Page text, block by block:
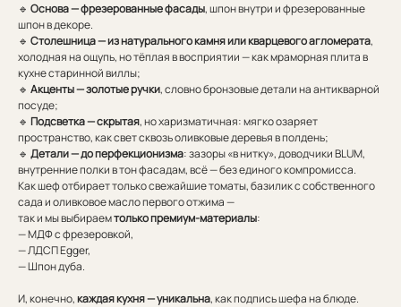
🔹 Основа — фрезерованные фасады, шпон внутри и фрезерованные
шпон в декоре.
🔹 Столешница — из натурального камня или кварцевого агломерата,
холодная на ощупь, но тёплая в восприятии — как мраморная плита в
кухне старинной виллы;
🔹 Акценты — золотые ручки, словно бронзовые детали на антикварной
посуде;
🔹 Подсветка — скрытая, но харизматичная: мягко озаряет
пространство, как свет сквозь оливковые деревья в полдень;
🔹 Детали — до перфекционизма: зазоры «в нитку», доводчики BLUM,
внутренние полки в тон фасадам, всё — без единого компромисса.
Как шеф отбирает только свежайшие томаты, базилик с собственного
сада и оливковое масло первого отжима —
так и мы выбираемтолько премиум-материалы:
— МДФ с фрезеровкой,
— ЛДСП Egger,
— Шпон дуба.
И, конечно,каждая кухня — уникальна, как подпись шефа на блюде.